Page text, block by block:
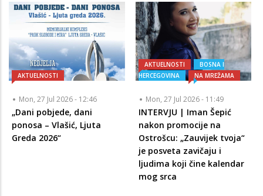
AKTUELNOSTI
Mon, 27 Jul 2026 - 12:46
„Dani pobjede, dani
ponosa – Vlašić, Ljuta
Greda 2026“
AKTUELNOSTI
BOSNA I
HERCEGOVINA
NA MREŽAMA
Mon, 27 Jul 2026 - 11:49
INTERVJU | Iman Šepić
nakon promocije na
Ostrošcu: „Zauvijek tvoja“
je posveta zavičaju i
ljudima koji čine kalendar
mog srca